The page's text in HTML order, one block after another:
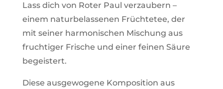
Lass dich von Roter Paul verzaubern –
einem naturbelassenen Früchtetee, der
mit seiner harmonischen Mischung aus
fruchtiger Frische und einer feinen Säure
begeistert.
Diese ausgewogene Komposition aus